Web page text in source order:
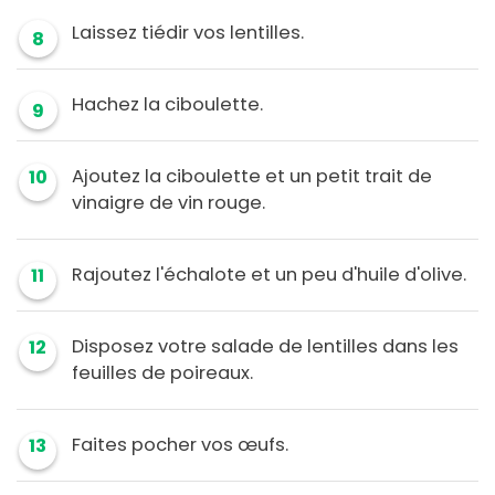
8 Laissez tiédir vos lentilles.
9 Hachez la ciboulette.
10
Ajoutez la ciboulette et un petit trait de
vinaigre de vin rouge.
11 Rajoutez l'échalote et un peu d'huile d'olive.
12
Disposez votre salade de lentilles dans les
feuilles de poireaux.
13 Faites pocher vos œufs.